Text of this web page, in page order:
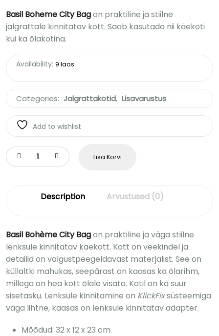
Basil Boheme City Bagon praktiline ja stiilne
jalgrattale kinnitatav kott. Saab kasutada nii käekoti
kui ka õlakotina.
Availability: 9 laos
Categories: Jalgrattakotid, Lisavarustus
Add to wishlist
Lisa Korvi
Description Arvustused (0)
Basil Bohème City Bagon praktiline ja väga stiilne
lenksule kinnitatav käekott. Kott on veekindel ja
detailid on valgustpeegeldavast materjalist. See on
küllaltki mahukas, seepärast on kaasas ka õlarihm,
millega on hea kott õlale visata. Kotil on ka suur
sisetasku. Lenksule kinnitamine on KlickFixsüsteemiga
väga lihtne, kaasas on lenksule kinnitatav adapter.
Mõõdud: 32 x 12 x 23 cm.